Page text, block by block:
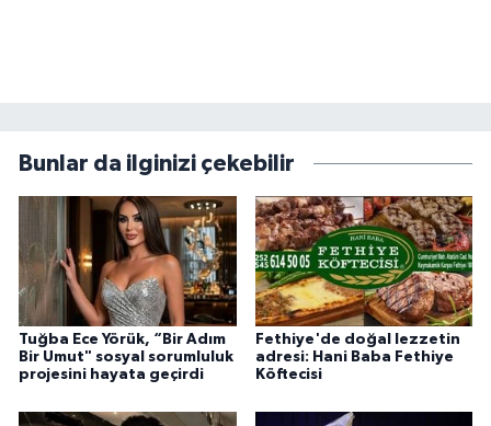
Bunlar da ilginizi çekebilir
Tuğba Ece Yörük, “Bir Adım
Bir Umut" sosyal sorumluluk
projesini hayata geçirdi
Fethiye'de doğal lezzetin
adresi: Hani Baba Fethiye
Köftecisi